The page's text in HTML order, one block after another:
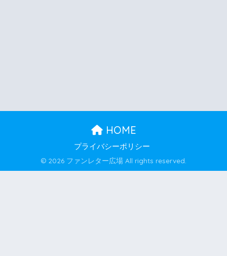
HOME
プライバシーポリシー
© 2026 ファンレター広場 All rights reserved.